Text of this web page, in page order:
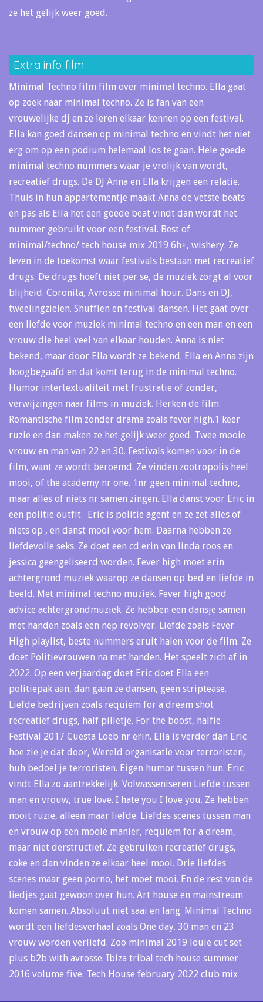
ze het gelijk weer goed.
Extra info film
Minimal Techno film film over minimal techno. Ella gaat
op zoek naar minimal techno. Ze is fan van een
vrouwelijke dj en ze leren elkaar kennen op een festival.
Ella kan goed dansen op minimal techno en vindt het niet
erg om op een podium helemaal los te gaan. Hele goede
minimal techno nummers waar je vrolijk van wordt,
recreatief drugs. De DJ Anna en Ella krijgen een relatie.
Thuis in hun appartementje maakt Anna de vetste beats
en pas als Ella het een goede beat vindt dan wordt het
nummer gebruikt voor een festival. Best of
minimal/techno/ tech house mix 2019 6h+, wishery. Ze
leven in de toekomst waar festivals bestaan met recreatief
drugs. De drugs hoeft niet per se, de muziek zorgt al voor
blijheid. Coronita, Avrosse minimal hour. Dans en DJ,
tweelingzielen. Shufflen en festival dansen. Het gaat over
een liefde voor muziek minimal techno en een man en een
vrouw die heel veel van elkaar houden. Anna is niet
bekend, maar door Ella wordt ze bekend. Ella en Anna zijn
hoogbegaafd en dat komt terug in de minimal techno.
Humor intertextualiteit met frustratie of zonder,
verwijzingen naar films in muziek. Herken de film.
Romantische film zonder drama zoals fever high.1 keer
ruzie en dan maken ze het gelijk weer goed. Twee mooie
vrouw en man van 22 en 30. Festivals komen voor in de
film, want ze wordt beroemd. Ze vinden zootropolis heel
mooi, of the academy nr one. 1nr geen minimal techno,
maar alles of niets nr samen zingen. Ella danst voor Eric in
een politie outfit. Eric is politie agent en ze zet alles of
niets op , en danst mooi voor hem. Daarna hebben ze
liefdevolle seks. Ze doet een cd erin van linda roos en
jessica geengeliseerd worden. Fever high moet erin
achtergrond muziek waarop ze dansen op bed en liefde in
beeld. Met minimal techno muziek. Fever high good
advice achtergrondmuziek. Ze hebben een dansje samen
met handen zoals een nep revolver. Liefde zoals Fever
High playlist, beste nummers eruit halen voor de film. Ze
doet Politievrouwen na met handen. Het speelt zich af in
2022. Op een verjaardag doet Eric doet Ella een
politiepak aan, dan gaan ze dansen, geen striptease.
Liefde bedrijven zoals requiem for a dream shot
recreatief drugs, half pilletje. For the boost, halfie
Festival 2017 Cuesta Loeb nr erin. Ella is verder dan Eric
hoe zie je dat door, Wereld organisatie voor terroristen,
huh bedoel je terroristen. Eigen humor tussen hun. Eric
vindt Ella zo aantrekkelijk. Volwasseniseren Liefde tussen
man en vrouw, true love. I hate you I love you. Ze hebben
nooit ruzie, alleen maar liefde. Liefdes scenes tussen man
en vrouw op een mooie manier, requiem for a dream,
maar niet derstructief. Ze gebruiken recreatief drugs,
coke en dan vinden ze elkaar heel mooi. Drie liefdes
scenes maar geen porno, het moet mooi. En de rest van de
liedjes gaat gewoon over hun. Art house en mainstream
komen samen. Absoluut niet saai en lang. Minimal Techno
wordt een liefdesverhaal zoals One day. 30 man en 23
vrouw worden verliefd. Zoo minimal 2019 louie cut set
plus b2b with avrosse. Ibiza tribal tech house summer
2016 volume five. Tech House february 2022 club mix